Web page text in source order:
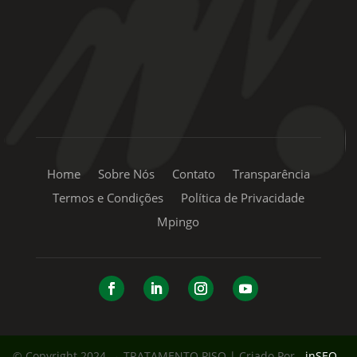
Home Sobre Nós Contato
Transparência
Termos e Condições
Política de Privacidade
Mpingo